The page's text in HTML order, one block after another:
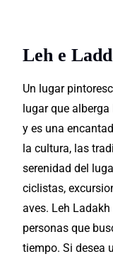
Leh e
Un lugar
lugar que
y es una
la cultura, las
serenidad del
ciclistas,
aves. Leh
personas que
tiempo. Si desea